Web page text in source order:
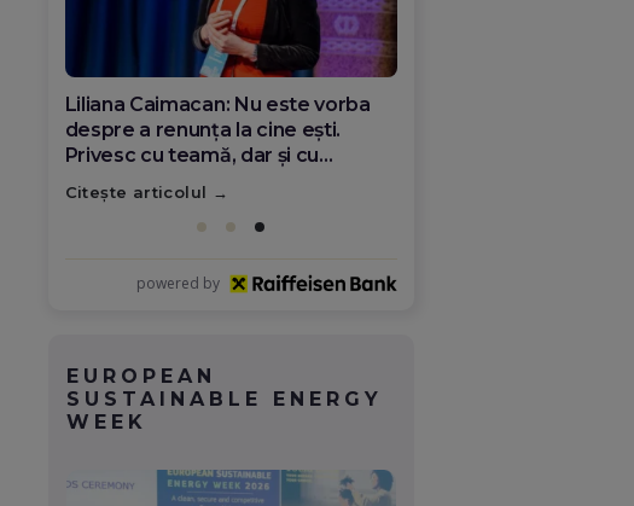
Diana Olar, românca de la Google
care demonstrează că diaspora
poate schimba România
Citește articolul
powered by
EUROPEAN
SUSTAINABLE ENERGY
WEEK